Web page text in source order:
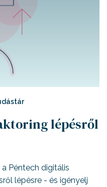
lépésről
Péntech digitális
lépésre - és igényelj